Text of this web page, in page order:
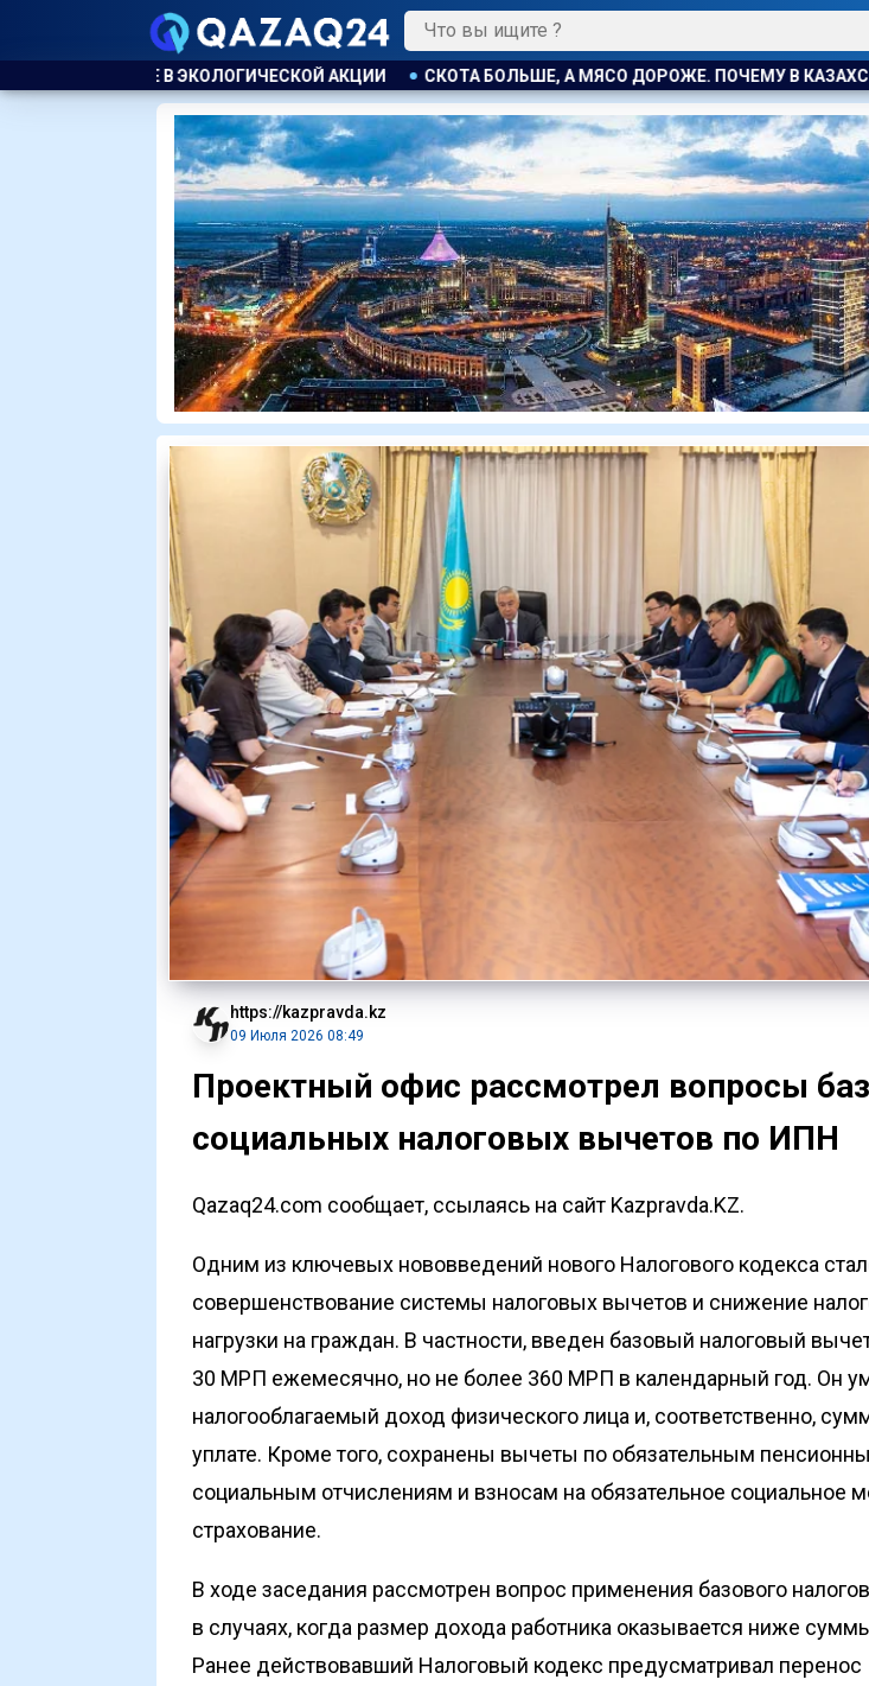
СКОТА БОЛЬШЕ, А МЯСО ДОРОЖЕ. ПОЧЕМУ В КАЗАХСТАНЕ ПРОДОЛЖАЮТ РАСТИ ЦЕНЫ
https://kazpravda.kz
09 Июля 2026 08:49
Проектный офис рассмотрел вопросы
социальных налоговых вычетов по ИПН
Qazaq24.com сообщает, ссылаясь на сайт Kazpravda.KZ.
Одним из ключевых нововведений нового Налогового кодекса
совершенствование системы налоговых вычетов и снижение
нагрузки на граждан. В частности, введен базовый налоговый
30 МРП ежемесячно, но не более 360 МРП в календарный год. Он
налогооблагаемый доход физического лица и, соответственно,
уплате. Кроме того, сохранены вычеты по обязательным
социальным отчислениям и взносам на обязательное социальное
страхование.
В ходе заседания рассмотрен вопрос применения базового
в случаях, когда размер дохода работника оказывается ниже
Ранее действовавший Налоговый кодекс предусматривал перенос